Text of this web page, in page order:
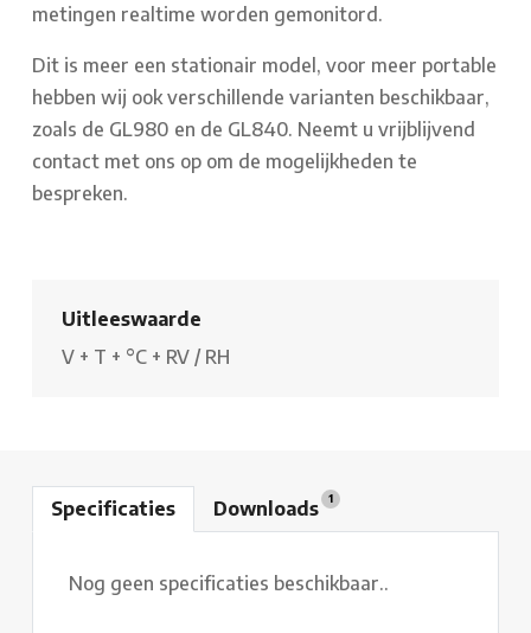
metingen realtime worden gemonitord.
Dit is meer een stationair model, voor meer portable
hebben wij ook verschillende varianten beschikbaar,
zoals de GL980 en de GL840. Neemt u vrijblijvend
contact met ons op om de mogelijkheden te
bespreken.
Uitleeswaarde
V + T + °C + RV / RH
Specificaties Downloads 1
Nog geen specificaties beschikbaar..